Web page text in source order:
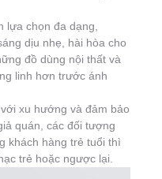
lựa chọn đa dạng,
dịu nhẹ, hài hòa cho
đồ dùng nội thất và
linh hơn trước ánh
xu hướng và đảm bảo
quán, các đối tượng
khách hàng trẻ tuổi thì
trẻ hoặc ngược lại.